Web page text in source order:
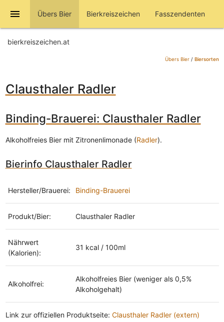
menu Übers Bier Bierkreiszeichen Fasszendenten
bierkreiszeichen.at
Übers Bier/ Biersorten
Clausthaler Radler
Binding-Brauerei: Clausthaler Radler
Alkoholfreies Bier mit Zitronenlimonade (Radler).
Bierinfo Clausthaler Radler
Hersteller/Brauerei: Binding-Brauerei
Produkt/Bier: Clausthaler Radler
Nährwert
(Kalorien):
31 kcal / 100ml
Alkoholfrei:
Alkoholfreies Bier (weniger als 0,5%
Alkoholgehalt)
Link zur offiziellen Produktseite: Clausthaler Radler (extern)